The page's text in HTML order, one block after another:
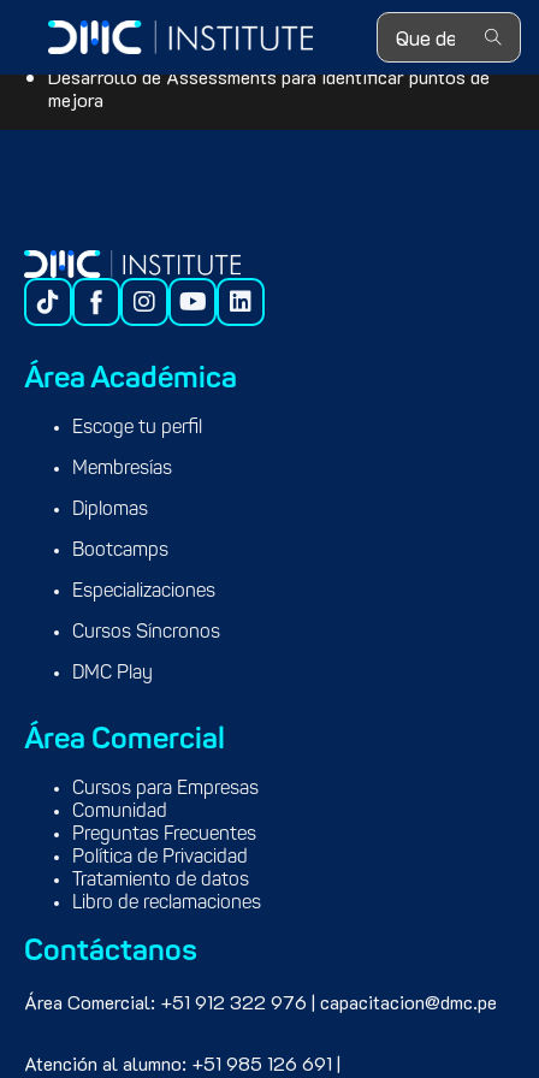
Search ...
Madurez de soluciones de datos
Arquitectura de datos de referencia
Desarrollo deAssessments para identificar puntos de
mejora
Área Académica
Escoge tu perfil
Membresías
Diplomas
Bootcamps
Especializaciones
Cursos Síncronos
DMC Play
Área Comercial
Cursos para Empresas
Comunidad
Preguntas Frecuentes
Política de Privacidad
Tratamiento de datos
Libro de reclamaciones
Contáctanos
Área Comercial: +51 912 322 976 | capacitacion@dmc.pe
Atención al alumno: +51 985 126 691 |